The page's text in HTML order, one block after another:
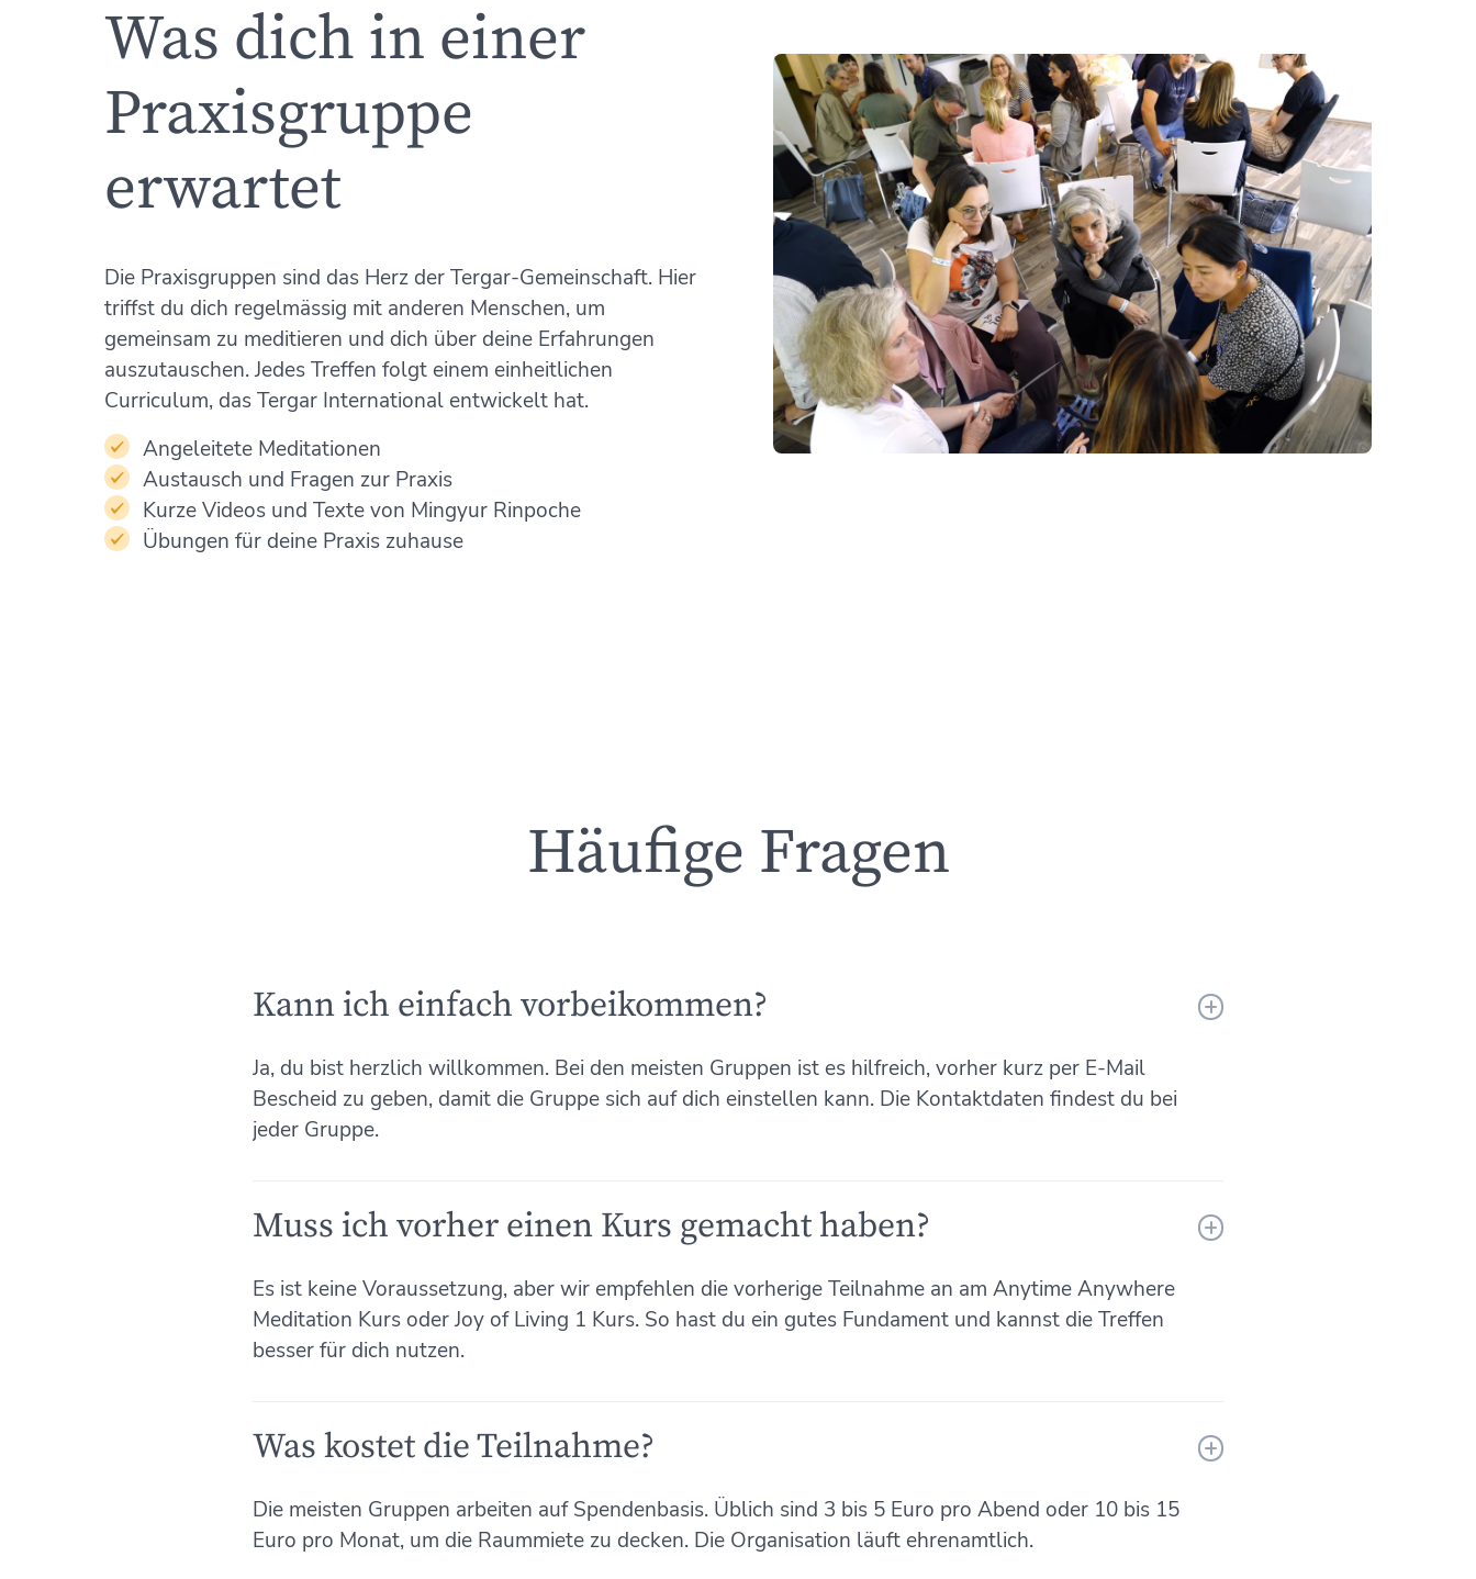
Was dich in einer
Praxisgruppe
erwartet
Die Praxisgruppen sind das Herz der Tergar-Gemeinschaft. Hier
triffst du dich regelmässig mit anderen Menschen, um
gemeinsam zu meditieren und dich über deine Erfahrungen
auszutauschen. Jedes Treffen folgt einem einheitlichen
Curriculum, das Tergar International entwickelt hat.
Angeleitete Meditationen
Austausch und Fragen zur Praxis
Kurze Videos und Texte von Mingyur Rinpoche
Übungen für deine Praxis zuhause
Häufige Fragen
Kann ich einfach vorbeikommen?
Ja, du bist herzlich willkommen. Bei den meisten Gruppen ist es hilfreich, vorher kurz per E-Mail
Bescheid zu geben, damit die Gruppe sich auf dich einstellen kann. Die Kontaktdaten findest du bei
jeder Gruppe.
Muss ich vorher einen Kurs gemacht haben?
Es ist keine Voraussetzung, aber wir empfehlen die vorherige Teilnahme an am Anytime Anywhere
Meditation Kurs oder Joy of Living 1 Kurs. So hast du ein gutes Fundament und kannst die Treffen
besser für dich nutzen.
Was kostet die Teilnahme?
Die meisten Gruppen arbeiten auf Spendenbasis. Üblich sind 3 bis 5 Euro pro Abend oder 10 bis 15
Euro pro Monat, um die Raummiete zu decken. Die Organisation läuft ehrenamtlich.